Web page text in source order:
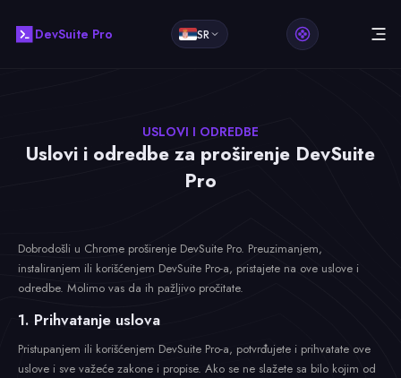
DevSuite Pro SR
USLOVI I ODREDBE
Uslovi i odredbe za proširenje DevSuite
Pro
Dobrodošli u Chrome proširenje DevSuite Pro. Preuzimanjem,
instaliranjem ili korišćenjem DevSuite Pro-a, pristajete na ove uslove i
odredbe. Molimo vas da ih pažljivo pročitate.
1. Prihvatanje uslova
Pristupanjem ili korišćenjem DevSuite Pro-a, potvrđujete i prihvatate ove
uslove i sve važeće zakone i propise. Ako se ne slažete sa bilo kojim od